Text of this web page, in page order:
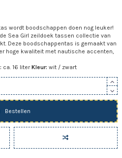
wordt boodschappen doen nog leuker!
Sea Girl zeildoek tassen collectie van
Deze boodschappentas is gemaakt van
hoge kwaliteit met nautische accenten,
ca. 16 literKleur: wit / zwart
Bestellen